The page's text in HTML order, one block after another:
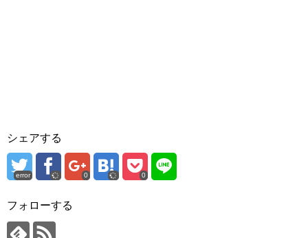
シェアする
error 0 0
フォローする